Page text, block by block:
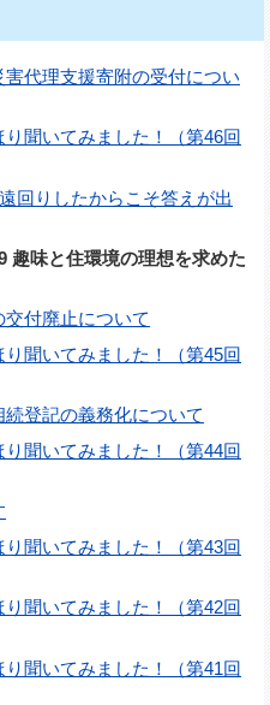
代理支援寄附の受付につい
聞いてみました！（第46回
回りしたからこそ答えが出
趣味と住環境の理想を求めた
交付廃止について
聞いてみました！（第45回
続登記の義務化について
聞いてみました！（第44回
聞いてみました！（第43回
聞いてみました！（第42回
聞いてみました！（第41回